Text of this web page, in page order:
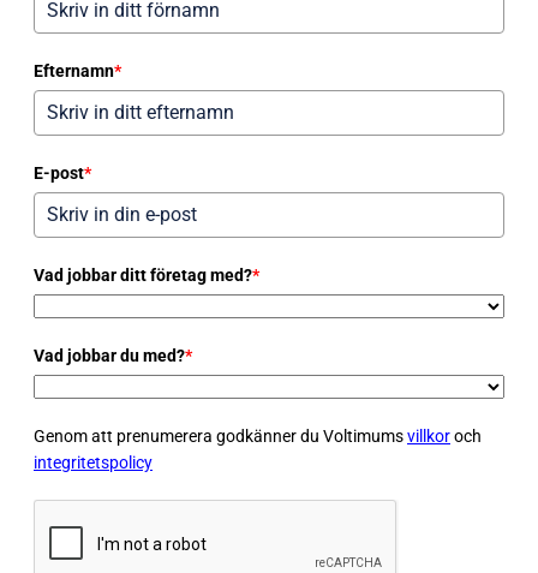
Efternamn*
E-post*
Vad jobbar ditt företag med?*
Vad jobbar du med?*
Genom att prenumerera godkänner du Voltimumsvillkoroch
integritetspolicy